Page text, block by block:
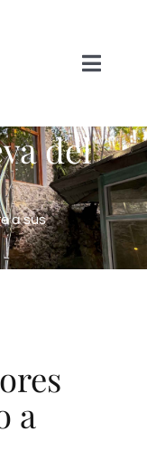
del
a sus
a